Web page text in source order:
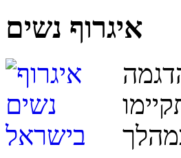
איגרוף נשים
אשר התקיימו